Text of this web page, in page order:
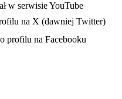
karcie
w serwisie YouTube
na X (dawniej Twitter)
karcie
profilu na Facebooku